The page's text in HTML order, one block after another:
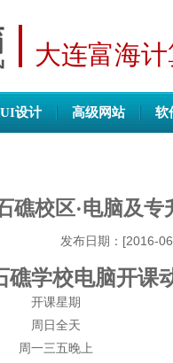
大连富海
UI设计 高级网站 软
礁校区·电脑及专
发布日期：[2016-
礁学校电脑开课
开课星期
周日全天
周一三五晚上